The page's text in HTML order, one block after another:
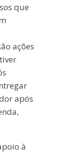
que
ações
após
à